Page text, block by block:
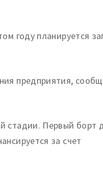
году планируется
предприятия,
стадии. Первый борт
за счет